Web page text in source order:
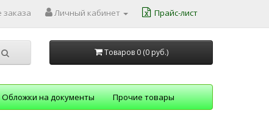
Личный кабинет Прайс-лист
Товаров 0 (0 руб.)
Обложки на документы Прочие товары